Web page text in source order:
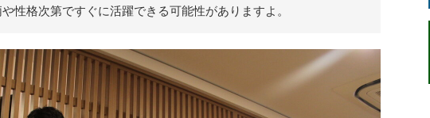
性格次第ですぐに活躍できる可能性がありますよ。